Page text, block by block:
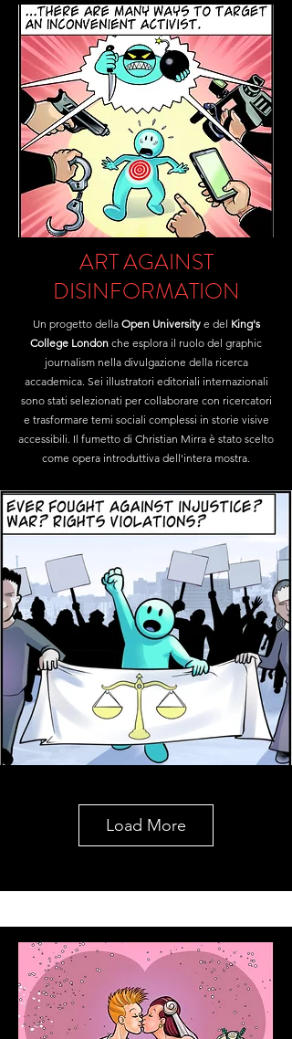
ART AGAINST
DISINFORMATION
Un progetto dellaOpen Universitye del King's
College London che esplora il ruolo del graphic
journalism nella divulgazione della ricerca
accademica. Sei illustratori editoriali internazionali
sono stati selezionati per collaborare con ricercatori
e trasformare temi sociali complessi in storie visive
accessibili. Il fumetto di Christian Mirra è stato scelto
come opera introduttiva dell'intera mostra.
Load More